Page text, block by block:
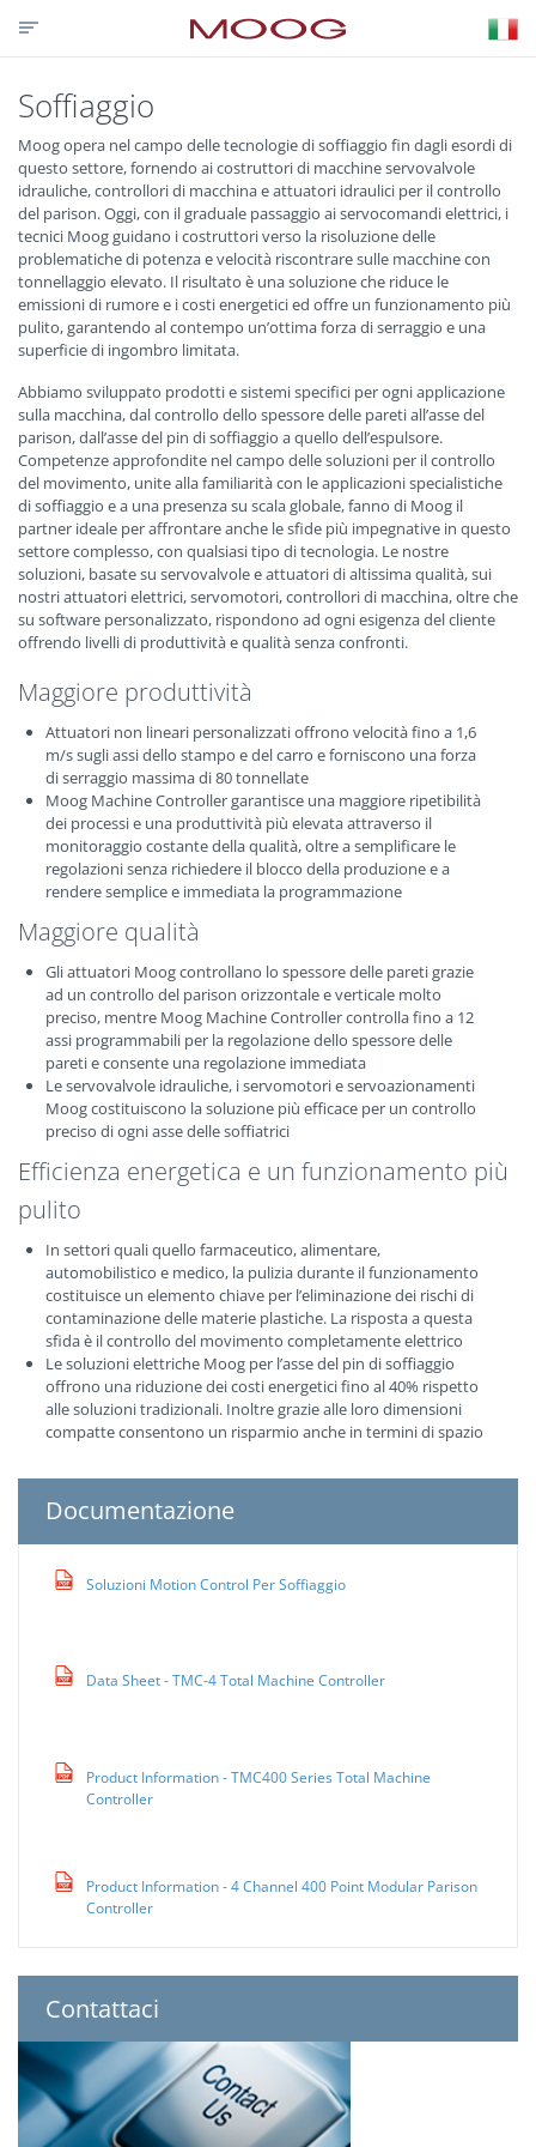
PARTNER LOGIN VISIT MOOG.COM
MOOG.IT
Soffiaggio
Moog opera nel campo delle tecnologie di soffiaggio fin dagli esordi di
questo settore, fornendo ai costruttori di macchine servovalvole
idrauliche, controllori di macchina e attuatori idraulici per il controllo
del parison. Oggi, con il graduale passaggio ai servocomandi elettrici, i
tecnici Moog guidano i costruttori verso la risoluzione delle
problematiche di potenza e velocità riscontrare sulle macchine con
tonnellaggio elevato. Il risultato è una soluzione che riduce le
emissioni di rumore e i costi energetici ed offre un funzionamento più
pulito, garantendo al contempo un’ottima forza di serraggio e una
superficie di ingombro limitata.
Abbiamo sviluppato prodotti e sistemi specifici per ogni applicazione
sulla macchina, dal controllo dello spessore delle pareti all’asse del
parison, dall’asse del pin di soffiaggio a quello dell’espulsore.
Competenze approfondite nel campo delle soluzioni per il controllo
del movimento, unite alla familiarità con le applicazioni specialistiche
di soffiaggio e a una presenza su scala globale, fanno di Moog il
partner ideale per affrontare anche le sfide più impegnative in questo
settore complesso, con qualsiasi tipo di tecnologia. Le nostre
soluzioni, basate su servovalvole e attuatori di altissima qualità, sui
nostri attuatori elettrici, servomotori, controllori di macchina, oltre che
su software personalizzato, rispondono ad ogni esigenza del cliente
offrendo livelli di produttività e qualità senza confronti.
Maggiore produttività
Attuatori non lineari personalizzati offrono velocità fino a 1,6
m/s sugli assi dello stampo e del carro e forniscono una forza
di serraggio massima di 80 tonnellate
Moog Machine Controller garantisce una maggiore ripetibilità
dei processi e una produttività più elevata attraverso il
monitoraggio costante della qualità, oltre a semplificare le
regolazioni senza richiedere il blocco della produzione e a
rendere semplice e immediata la programmazione
Maggiore qualità
Gli attuatori Moog controllano lo spessore delle pareti grazie
ad un controllo del parison orizzontale e verticale molto
preciso, mentre Moog Machine Controller controlla fino a 12
assi programmabili per la regolazione dello spessore delle
pareti e consente una regolazione immediata
Le servovalvole idrauliche, i servomotori e servoazionamenti
Moog costituiscono la soluzione più efficace per un controllo
preciso di ogni asse delle soffiatrici
Efficienza energetica e un funzionamento più
pulito
In settori quali quello farmaceutico, alimentare,
automobilistico e medico, la pulizia durante il funzionamento
costituisce un elemento chiave per l’eliminazione dei rischi di
contaminazione delle materie plastiche. La risposta a questa
sfida è il controllo del movimento completamente elettrico
Le soluzioni elettriche Moog per l’asse del pin di soffiaggio
offrono una riduzione dei costi energetici fino al 40% rispetto
alle soluzioni tradizionali. Inoltre grazie alle loro dimensioni
compatte consentono un risparmio anche in termini di spazio
Documentazione
Soluzioni Motion Control Per Soffiaggio
Data Sheet - TMC-4 Total Machine Controller
Product Information - TMC400 Series Total Machine
Controller
Product Information - 4 Channel 400 Point Modular Parison
Controller
Contattaci